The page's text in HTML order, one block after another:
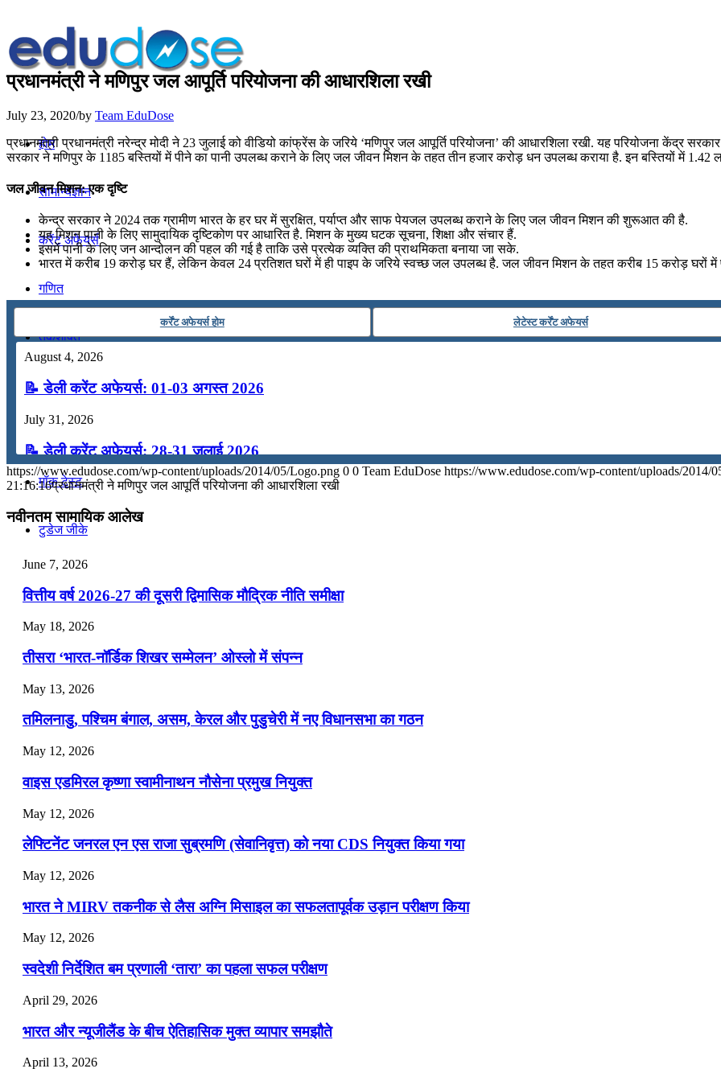
होम
सामान्यज्ञान
करेंट अफेयर्स
गणित
तर्कशक्ति
कंप्यूटर
मॉक टेस्ट
टुडेज जीके
प्रधानमंत्री ने मणिपुर जल आपूर्ति परियोजना की आधारशिला रखी
July 23, 2020/by Team EduDose
प्रधानमंत्री प्रधानमंत्री नरेन्‍द्र मोदी ने 23 जुलाई को वीडियो कांफ्रेंस के जरिये ‘मणिपुर जल आपूर्ति परियोजना’ की आधारशिला रखी. यह परियोजना केंद्र
सरकार ने मणिपुर के 1185 बस्तियों में पीने का पानी उपलब्‍ध कराने के लिए जल जीवन मिशन के तहत तीन हजार करोड़ धन उपलब्‍ध कराया है. इन बस्तियों में
जल जीवन मिशन: एक दृष्टि
केन्‍द्र सरकार ने 2024 तक ग्रामीण भारत के हर घर में सुरक्षित, पर्याप्‍त और साफ पेयजल उपलब्‍ध कराने के लिए जल जीवन मिशन की शुरूआत की है.
यह मिशन पानी के लिए सामुदायिक दृष्टिकोण पर आधारित है. मिशन के मुख्‍य घटक सूचना, शिक्षा और संचार हैं.
इसमें पानी के लिए जन आन्‍दोलन की पहल की गई है त‍ाकि उसे प्रत्‍येक व्‍यक्ति की प्राथमिकता बनाया जा सके.
भारत में करीब 19 करोड़ घर हैं, लेकिन केवल 24 प्रतिशत घरों में ही पाइप के जरिये स्‍वच्‍छ जल उपलब्‍ध है. जल जीवन मिशन के तहत करीब 15 करोड़ घरों में
कर्रेंट अफेयर्स होम लेटेस्ट कर्रेंट अफेयर्स
August 4, 2026
📝 डेली करेंट अफेयर्स: 01-03 अगस्त 2026
July 31, 2026
📝 डेली करेंट अफेयर्स: 28-31 जुलाई 2026
July 28, 2026
📝 डेली करेंट अफेयर्स: 25-27 जुलाई 2026
📝 डेली करेंट अफेयर्स: 22-24 जुलाई 2026
July 22, 2026
📝 डेली करेंट अफेयर्स: 19-21 जुलाई 2026
July 19, 2026
📝 डेली करेंट अफेयर्स: 16-18 जुलाई 2026
July 16, 2026
📝 डेली करेंट अफेयर्स: 13-15 जुलाई 2026
https://www.edudose.com/wp-content/uploads/2014/05/Logo.png 0 0 Team EduDose https://www.edudose.com/wp-content/uploads/2014/
21:16:16प्रधानमंत्री ने मणिपुर जल आपूर्ति परियोजना की आधारशिला रखी
नवीनतम सामायिक आलेख
June 7, 2026
वित्तीय वर्ष 2026-27 की दूसरी द्विमासिक मौद्रिक नीति समीक्षा
May 18, 2026
तीसरा ‘भारत-नॉर्डिक शिखर सम्मेलन’ ओस्लो में संपन्न
May 13, 2026
तमिलनाडु, पश्चिम बंगाल, असम, केरल और पुडुचेरी में नए विधानसभा का गठन
May 12, 2026
वाइस एडमिरल कृष्णा स्वामीनाथन नौसेना प्रमुख नियुक्त
May 12, 2026
लेफ्टिनेंट जनरल एन एस राजा सुब्रमणि (सेवानिवृत्त) को नया CDS नियुक्त किया गया
May 12, 2026
भारत ने MIRV तकनीक से लैस अग्नि मिसाइल का सफलतापूर्वक उड़ान परीक्षण किया
May 12, 2026
स्वदेशी निर्देशित बम प्रणाली ‘तारा’ का पहला सफल परीक्षण
April 29, 2026
भारत और न्यूजीलैंड के बीच ऐतिहासिक मुक्त व्यापार समझौते
April 13, 2026